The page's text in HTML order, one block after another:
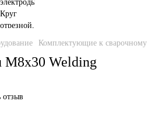
Комплектующие к
M8x30 Welding
отзыв